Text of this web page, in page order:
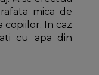
mica de
copiilor. In caz
cu apa din